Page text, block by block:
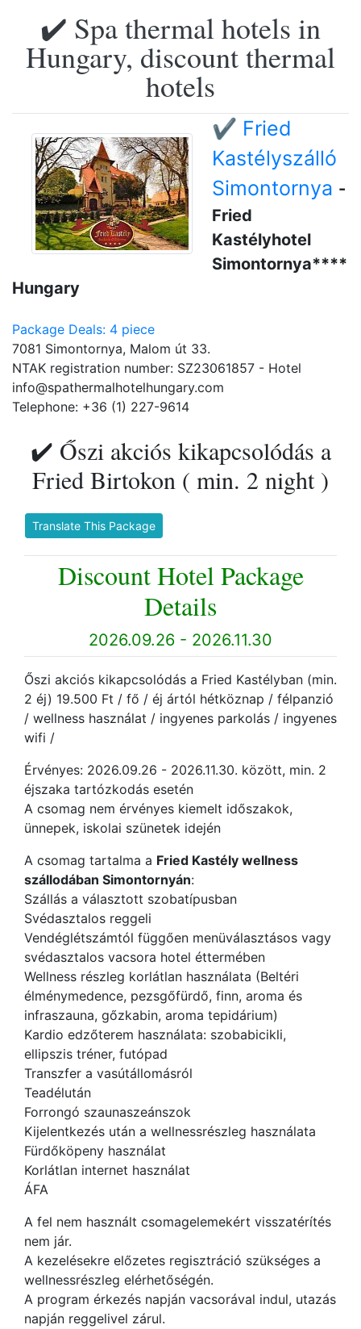
✔️ Spa thermal hotels in
Hungary, discount thermal
hotels
✔️ Fried
Kastélyszálló
Simontornya -
Fried
Kastélyhotel
Simontornya****
Hungary
Package Deals: 4 piece
7081 Simontornya, Malom út 33.
NTAK registration number: SZ23061857 - Hotel
info@spathermalhotelhungary.com
Telephone: +36 (1) 227-9614
✔️ Őszi akciós kikapcsolódás a
Fried Birtokon ( min. 2 night )
Translate This Package
Discount Hotel Package
Details
2026.09.26 - 2026.11.30
Őszi akciós kikapcsolódás a Fried Kastélyban (min.
2 éj) 19.500 Ft / fő / éj ártól hétköznap / félpanzió
/ wellness használat / ingyenes parkolás / ingyenes
wifi /
Érvényes: 2026.09.26 - 2026.11.30. között, min. 2
éjszaka tartózkodás esetén
A csomag nem érvényes kiemelt időszakok,
ünnepek, iskolai szünetek idején
A csomag tartalma a Fried Kastély wellness
szállodában Simontornyán:
Szállás a választott szobatípusban
Svédasztalos reggeli
Vendéglétszámtól függően menüválasztásos vagy
svédasztalos vacsora hotel éttermében
Wellness részleg korlátlan használata (Beltéri
élménymedence, pezsgőfürdő, finn, aroma és
infraszauna, gőzkabin, aroma tepidárium)
Kardio edzőterem használata: szobabicikli,
ellipszis tréner, futópad
Transzfer a vasútállomásról
Teadélután
Forrongó szaunaszeánszok
Kijelentkezés után a wellnessrészleg használata
Fürdőköpeny használat
Korlátlan internet használat
ÁFA
A fel nem használt csomagelemekért visszatérítés
nem jár.
A kezelésekre előzetes regisztráció szükséges a
wellnessrészleg elérhetőségén.
A program érkezés napján vacsorával indul, utazás
napján reggelivel zárul.